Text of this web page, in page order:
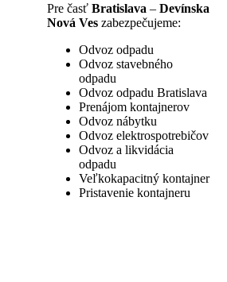
Pre časťBratislava –Devínska
Nová Ves zabezpečujeme:
Odvoz odpadu
Odvoz stavebného
odpadu
Odvoz odpadu Bratislava
Prenájom kontajnerov
Odvoz nábytku
Odvoz elektrospotrebičov
Odvoz a likvidácia
odpadu
Veľkokapacitný kontajner
Pristavenie kontajneru